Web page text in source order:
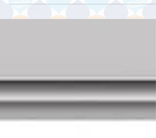
ロード 1.Smoky Light 2.New Experience 3.Be...